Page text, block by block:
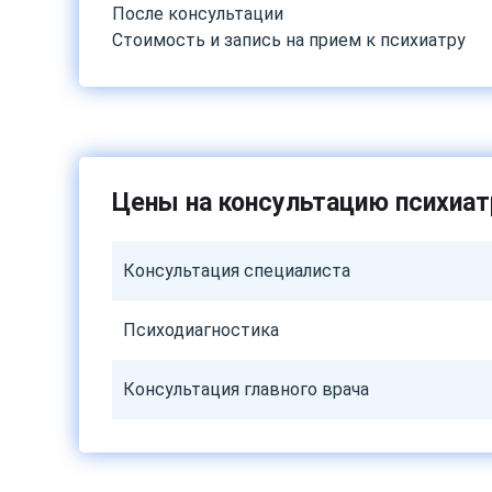
После консультации
Стоимость и запись на прием к психиатру
Цены на консультацию
Консультация специалиста
Психодиагностика
Консультация главного врача